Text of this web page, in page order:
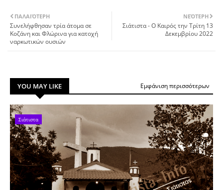
ΝΕΌΤΕΡΗ
Σιάτιστα - Ο Καιρός την Τρίτη 13
Δεκεμβρίου 2022
ΠΑΛΑΙΌΤΕΡΗ
Συνελήφθησαν τρία άτομα σε
Κοζάνη και Φλώρινα για κατοχή
ναρκωτικών ουσιών
YOU MAY LIKE Εμφάνιση περισσότερων
Σιάτιστα